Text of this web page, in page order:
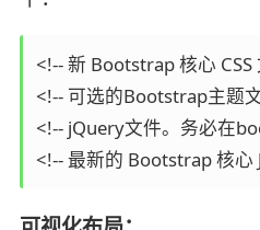
<!-- 新 Bootstrap 核心
<!-- 可选的Bootstrap主题
<!-- jQuery文件。务必在
<!-- 最新的 Bootstrap 核